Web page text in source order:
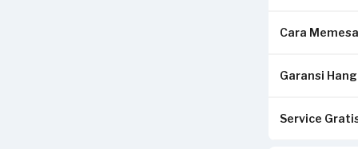
Solusi terbaik
Cara
Isi form
Klik Pesan
Garansi
Pastikan
Service